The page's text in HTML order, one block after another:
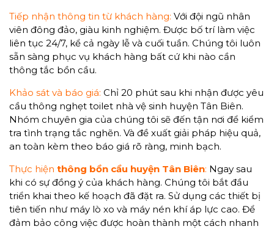
Tiếp nhận thông tin từ khách hàng: Với đội ngũ nhân
viên đông đảo, giàu kinh nghiệm. Được bố trí làm việc
liên tục 24/7, kể cả ngày lễ và cuối tuần. Chúng tôi luôn
sẵn sàng phục vụ khách hàng bất cứ khi nào cần
thông tắc bồn cầu.
Khảo sát và báo giá: Chỉ 20 phút sau khi nhận được yêu
cầu thông nghẹt toilet nhà vệ sinh huyện Tân Biên.
Nhóm chuyên gia của chúng tôi sẽ đến tận nơi để kiểm
tra tình trạng tắc nghẽn. Và đề xuất giải pháp hiệu quả,
an toàn kèm theo báo giá rõ ràng, minh bạch.
Thực hiện thông bồn cầu huyện Tân Biên: Ngay sau
khi có sự đồng ý của khách hàng. Chúng tôi bắt đầu
triển khai theo kế hoạch đã đặt ra. Sử dụng các thiết bị
tiên tiến như máy lò xo và máy nén khí áp lực cao. Để
đảm bảo công việc được hoàn thành một cách nhanh